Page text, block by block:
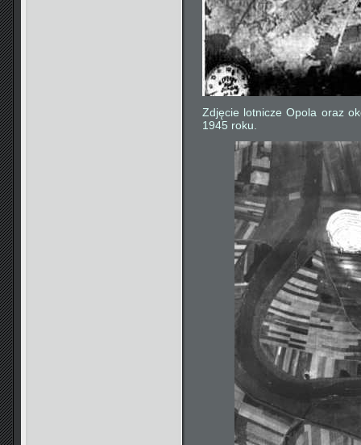
Zdjęcie lotnicze Opola oraz
1945 roku.